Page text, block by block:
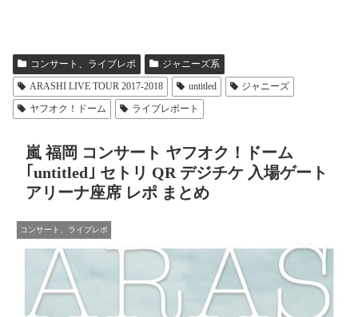
コンサート、ライブレポ
ジャニーズ系
ARASHI LIVE TOUR 2017-2018
untitled
ジャニーズ
ヤフオク！ドーム
ライブレポート
嵐 福岡 コンサート ヤフオク！ドーム
｢untitled｣ セトリ QR デジチケ 入場ゲート
アリーナ座席 レポ まとめ
コンサート、ライブレポ